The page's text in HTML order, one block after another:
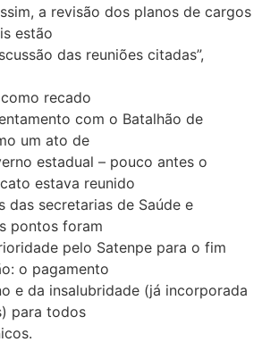
a revisão dos planos de cargos
estão
das reuniões citadas”,
recado
com o Batalhão de
um ato de
estadual – pouco antes o
estava reunido
das secretarias de Saúde e
pontos foram
pelo Satenpe para o fim
o pagamento
e da insalubridade (já incorporada
para todos